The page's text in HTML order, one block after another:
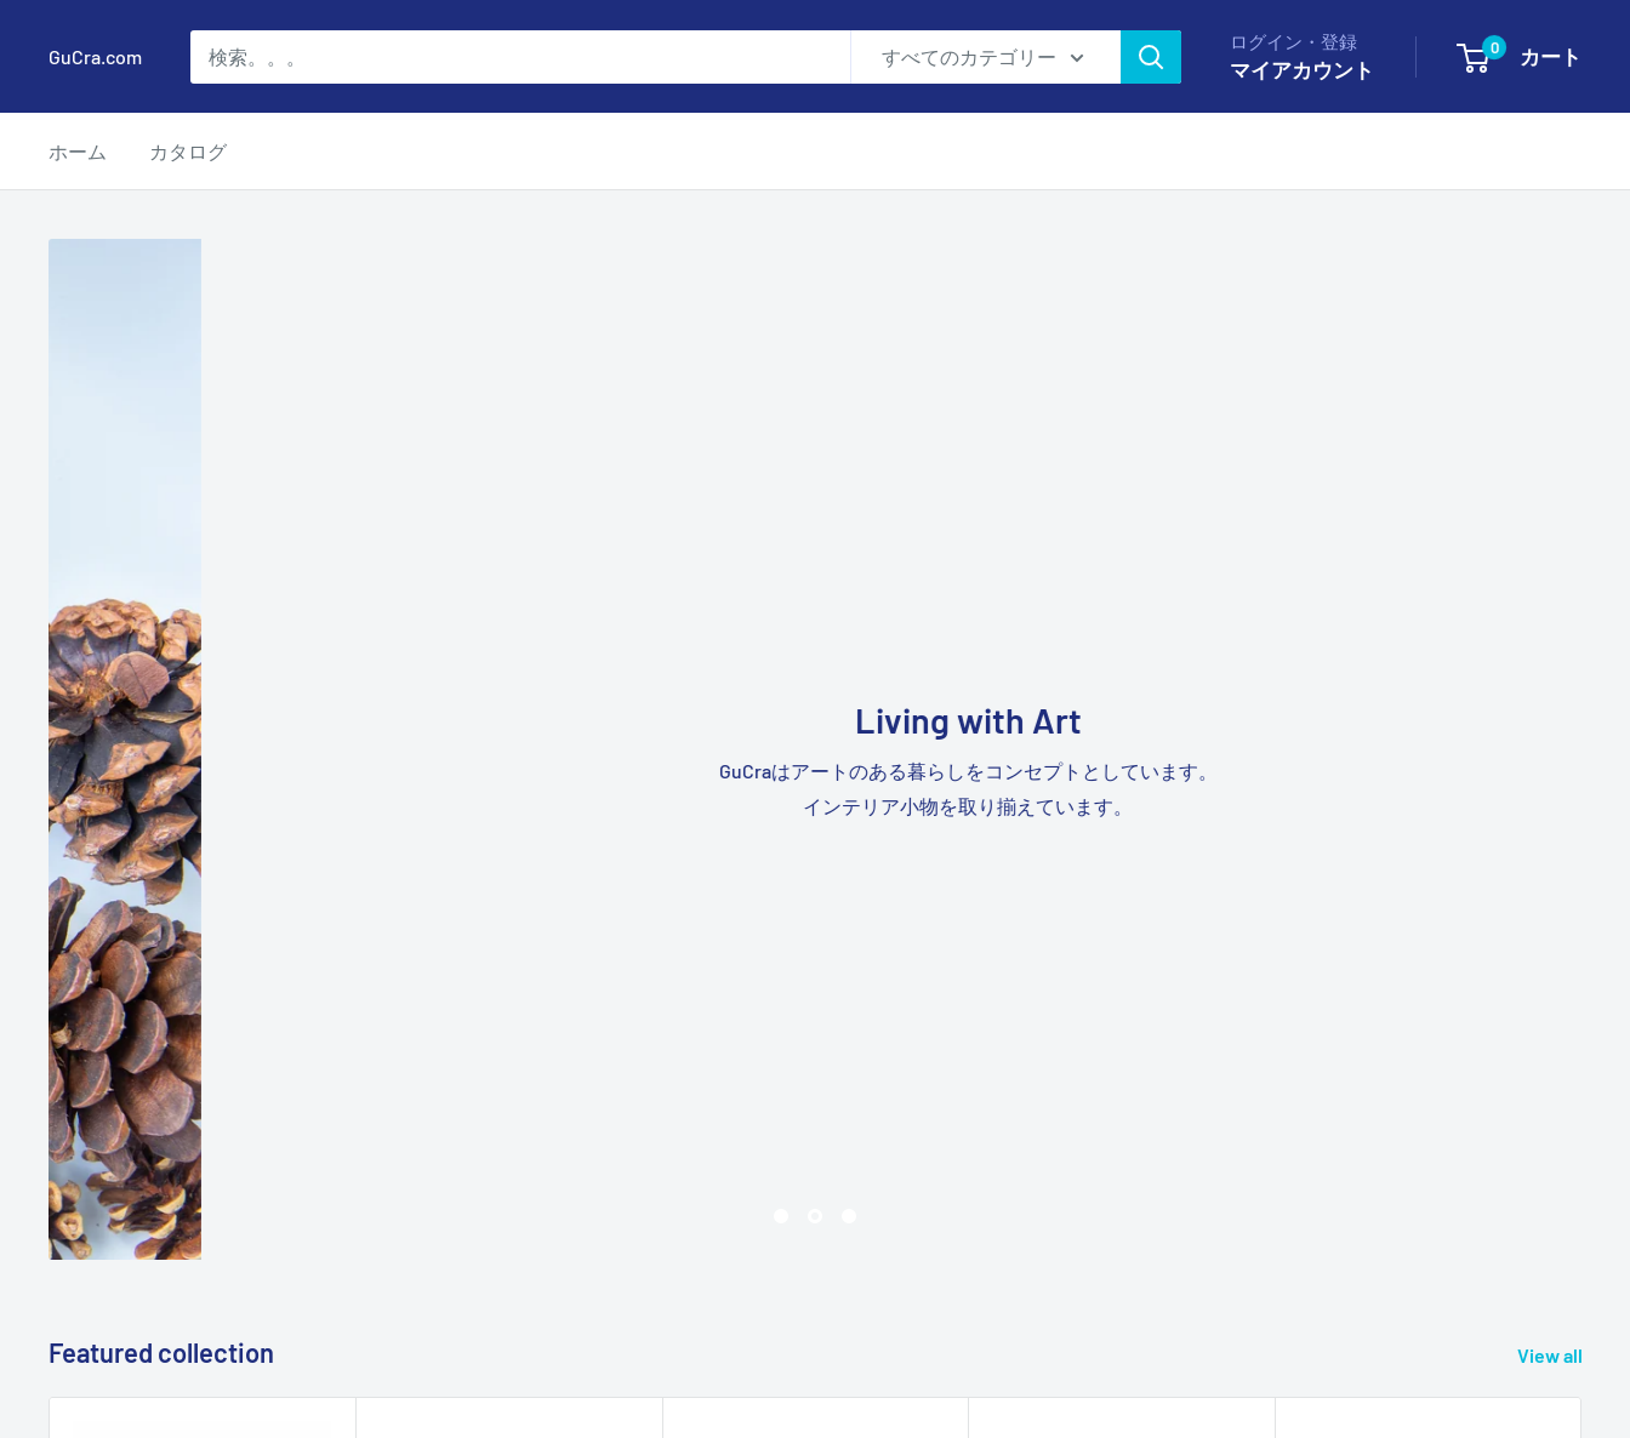
に
GuCra.com すべてのカテゴリー
ログイン・登録
マイアカウント
0 カート
ホーム カタログ
Living with Art
GuCraはアートのある暮らしをコンセプトとしています。
インテリア小物を取り揃えています。
Featured collection View all